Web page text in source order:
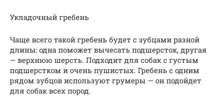
Укладочный гребень
Чаще всего такой гребень будет с зубцами разной
длины: одна поможет вычесать подшерсток, другая
— верхнюю шерсть. Подходит для собак с густым
подшерстком и очень пушистых. Гребень с одним
рядом зубцов используют грумеры — он подойдет
для собак всех пород.